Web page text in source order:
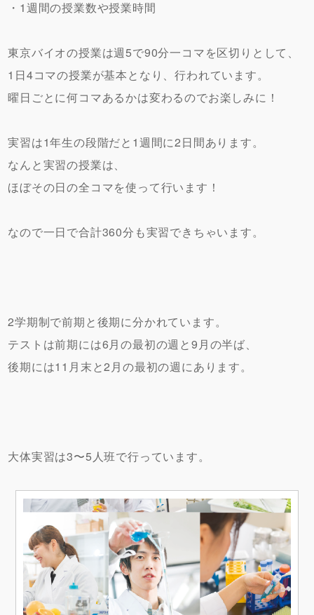
・1週間の授業数や授業時間
東京バイオの授業は週5で90分一コマを区切りとして、
1日4コマの授業が基本となり、行われています。
曜日ごとに何コマあるかは変わるのでお楽しみに！
実習は1年生の段階だと1週間に2日間あります。
なんと実習の授業は、
ほぼその日の全コマを使って行います！
なので一日で合計360分も実習できちゃいます。
2学期制で前期と後期に分かれています。
テストは前期には6月の最初の週と9月の半ば、
後期には11月末と2月の最初の週にあります。
大体実習は3〜5人班で行っています。